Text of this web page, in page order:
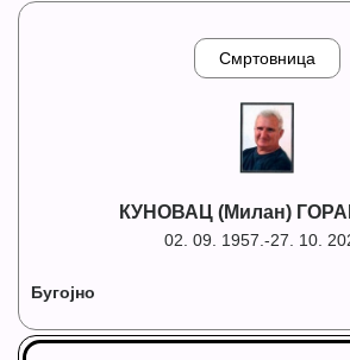
Смртовница
КУНОВАЦ (Милан)
02. 09. 1957.-27. 10.
Бугојно